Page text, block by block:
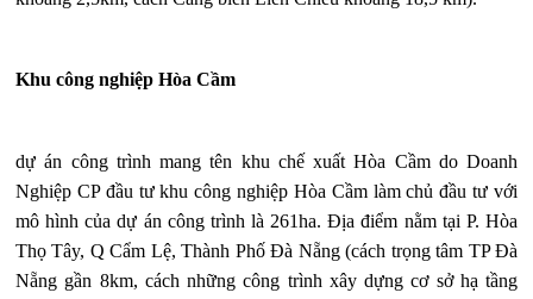
Khu công nghiệp Hòa Cầm
dự án công trình mang tên khu chế xuất Hòa Cầm do Doanh
Nghiệp CP đầu tư khu công nghiệp Hòa Cầm làm chủ đầu tư với
mô hình của dự án công trình là 261ha. Địa điểm nằm tại P. Hòa
Thọ Tây, Q Cẩm Lệ, Thành Phố Đà Nẵng (cách trọng tâm TP Đà
Nẵng gần 8km, cách những công trình xây dựng cơ sở hạ tầng